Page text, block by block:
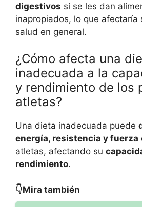
digestivos si se les dan
inapropiados, lo que afectaría
salud en general.
¿Cómo afecta una
inadecuada a la
y rendimiento de los
atletas?
Una dieta inadecuada puede
energía, resistencia y fuerza
atletas, afectando su
rendimiento.
👇Mira también